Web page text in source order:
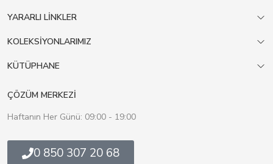
YARARLI LİNKLER
KOLEKSİYONLARIMIZ
KÜTÜPHANE
ÇÖZÜM MERKEZİ
Haftanın Her Günü: 09:00 - 19:00
0 850 307 20 68